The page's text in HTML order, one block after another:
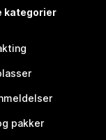
kategorier
pakker